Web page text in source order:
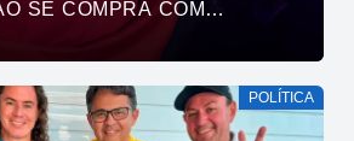
SE COMPRA COM
COM TRABALHO”
POLÍTICA